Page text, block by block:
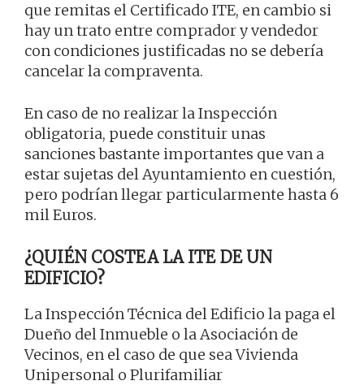
que remitas el Certificado ITE, en cambio si
hay un trato entre comprador y vendedor
con condiciones justificadas no se debería
cancelar la compraventa.
En caso de no realizar la Inspección
obligatoria, puede constituir unas
sanciones bastante importantes que van a
estar sujetas del Ayuntamiento en cuestión,
pero podrían llegar particularmente hasta 6
mil Euros.
¿QUIÉN COSTEA LA ITE DE UN
EDIFICIO?
La Inspección Técnica del Edificio la paga el
Dueño del Inmueble o la Asociación de
Vecinos, en el caso de que sea Vivienda
Unipersonal o Plurifamiliar